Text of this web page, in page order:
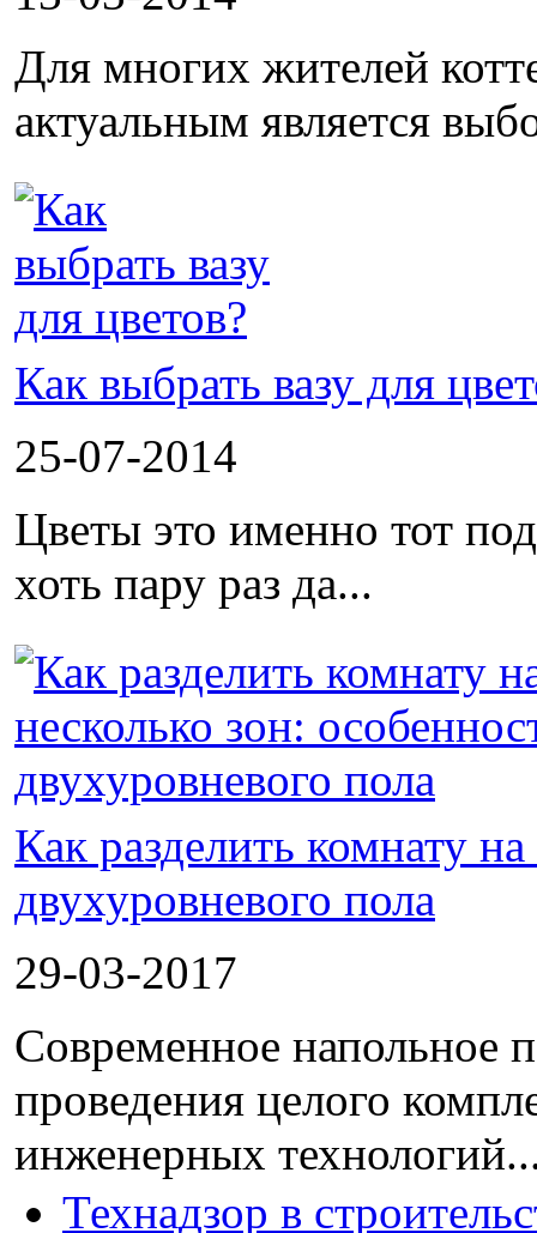
Для многих жителей
актуальным является
Как выбрать вазу для
25-07-2014
Цветы это именно тот
хоть пару раз да...
Как разделить комнату
двухуровневого пола
29-03-2017
Современное напольное
проведения целого
инженерных
Технадзор в